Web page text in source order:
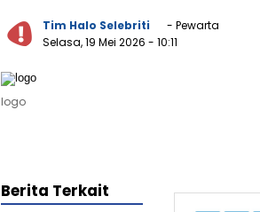
Tim Halo Selebriti
- Pewarta
Selasa, 19 Mei 2026 - 10:11
logo
Berita Terkait